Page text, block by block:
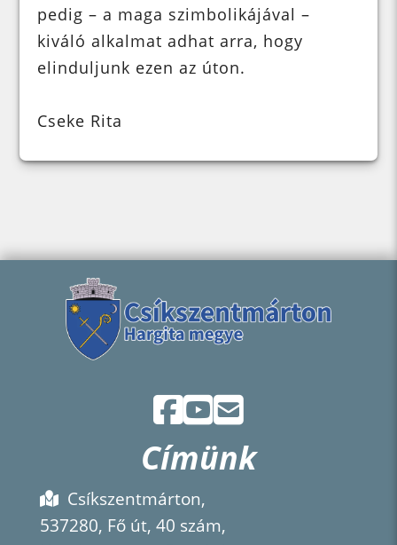
pedig – a maga szimbolikájával –
kiváló alkalmat adhat arra, hogy
elinduljunk ezen az úton.
Cseke Rita
Címünk
Csíkszentmárton,
537280, Fő út, 40 szám,